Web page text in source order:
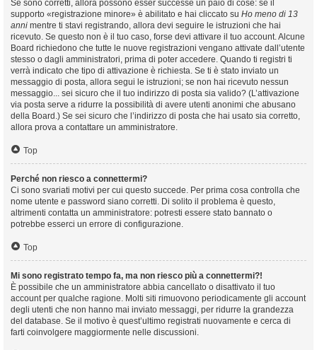
Se sono corretti, allora possono esser successe un paio di cose: se il
supporto «registrazione minore» è abilitato e hai cliccato su Ho meno di 13
anni mentre ti stavi registrando, allora devi seguire le istruzioni che hai
ricevuto. Se questo non è il tuo caso, forse devi attivare il tuo account. Alcune
Board richiedono che tutte le nuove registrazioni vengano attivate dall’utente
stesso o dagli amministratori, prima di poter accedere. Quando ti registri ti
verrà indicato che tipo di attivazione è richiesta. Se ti è stato inviato un
messaggio di posta, allora segui le istruzioni; se non hai ricevuto nessun
messaggio... sei sicuro che il tuo indirizzo di posta sia valido? (L’attivazione
via posta serve a ridurre la possibilità di avere utenti anonimi che abusano
della Board.) Se sei sicuro che l’indirizzo di posta che hai usato sia corretto,
allora prova a contattare un amministratore.
Top
Perché non riesco a connettermi?
Ci sono svariati motivi per cui questo succede. Per prima cosa controlla che
nome utente e password siano corretti. Di solito il problema è questo,
altrimenti contatta un amministratore: potresti essere stato bannato o
potrebbe esserci un errore di configurazione.
Top
Mi sono registrato tempo fa, ma non riesco più a connettermi?!
È possibile che un amministratore abbia cancellato o disattivato il tuo
account per qualche ragione. Molti siti rimuovono periodicamente gli account
degli utenti che non hanno mai inviato messaggi, per ridurre la grandezza
del database. Se il motivo è quest’ultimo registrati nuovamente e cerca di
farti coinvolgere maggiormente nelle discussioni.